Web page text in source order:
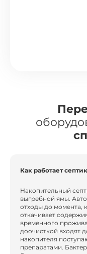
Как работает
Накопительный
выгребной ямы.
отходы до момента,
откачивает
временного
доочисткой входят
накопителя
препаратами.